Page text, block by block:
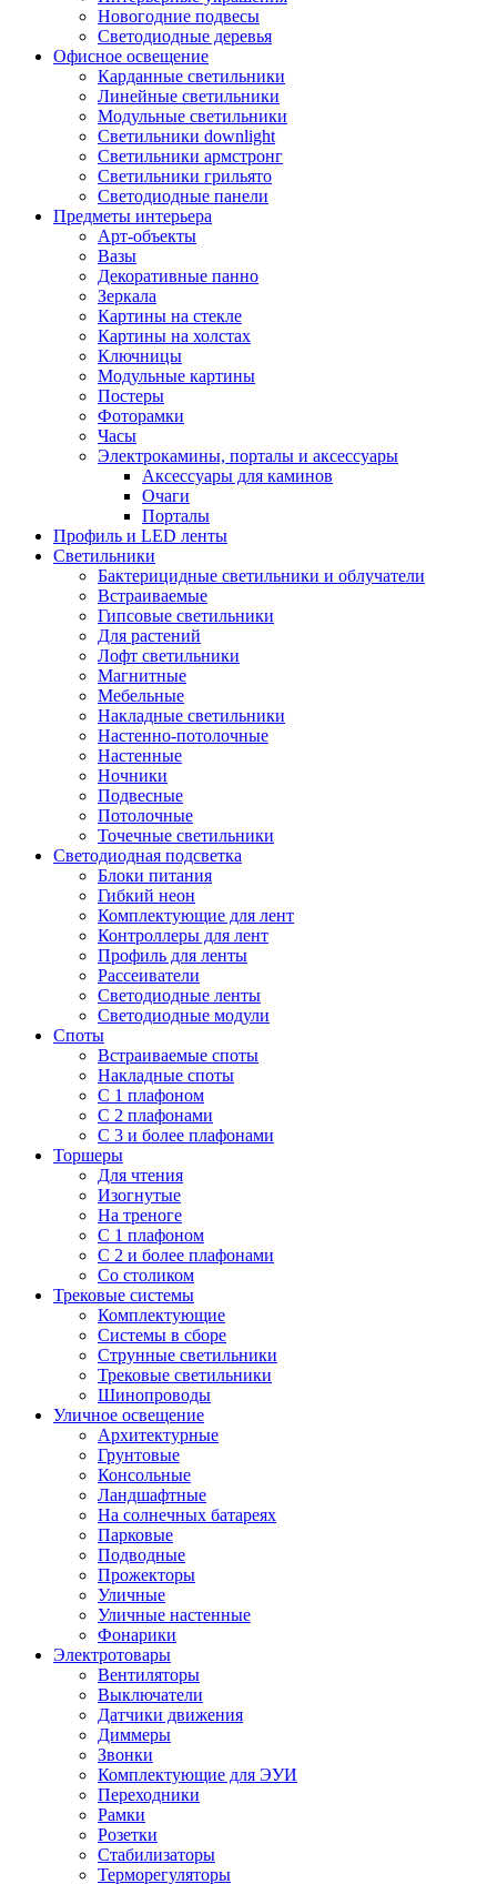
Новогодние подвесы
Светодиодные деревья
Офисное освещение
Карданные светильники
Линейные светильники
Модульные светильники
Светильники downlight
Светильники армстронг
Светильники грильято
Светодиодные панели
Предметы интерьера
Арт-объекты
Вазы
Декоративные панно
Зеркала
Картины на стекле
Картины на холстах
Ключницы
Модульные картины
Постеры
Фоторамки
Часы
Электрокамины, порталы и аксессуары
Аксессуары для каминов
Очаги
Порталы
Профиль и LED ленты
Светильники
Бактерицидные светильники и облучатели
Встраиваемые
Гипсовые светильники
Для растений
Лофт светильники
Магнитные
Мебельные
Накладные светильники
Настенно-потолочные
Настенные
Ночники
Подвесные
Потолочные
Точечные светильники
Светодиодная подсветка
Блоки питания
Гибкий неон
Комплектующие для лент
Контроллеры для лент
Профиль для ленты
Рассеиватели
Светодиодные ленты
Светодиодные модули
Споты
Встраиваемые споты
Накладные споты
С 1 плафоном
С 2 плафонами
С 3 и более плафонами
Торшеры
Для чтения
Изогнутые
На треноге
С 1 плафоном
С 2 и более плафонами
Со столиком
Трековые системы
Комплектующие
Системы в сборе
Струнные светильники
Трековые светильники
Шинопроводы
Уличное освещение
Архитектурные
Грунтовые
Консольные
Ландшафтные
На солнечных батареях
Парковые
Подводные
Прожекторы
Уличные
Уличные настенные
Фонарики
Электротовары
Вентиляторы
Выключатели
Датчики движения
Диммеры
Звонки
Комплектующие для ЭУИ
Переходники
Рамки
Розетки
Стабилизаторы
Терморегуляторы